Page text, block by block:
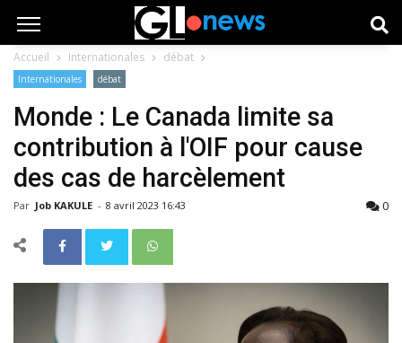
Accueil Internationales débat
Internationales débat
Monde : Le Canada limite sa
contribution à l'OIF pour cause
des cas de harcèlement
Par Job KAKULE - 8 avril 2023 16:43 0